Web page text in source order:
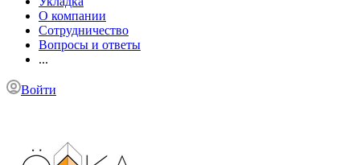
О компании
Сотрудничество
Вопросы и ответы
...
Войти